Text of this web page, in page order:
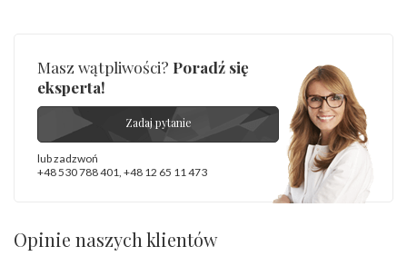
Masz wątpliwości? Poradź się
eksperta!
Zadaj pytanie
lub zadzwoń
+48 530 788 401 +48 12 65 11 473
Opinie naszych klientów